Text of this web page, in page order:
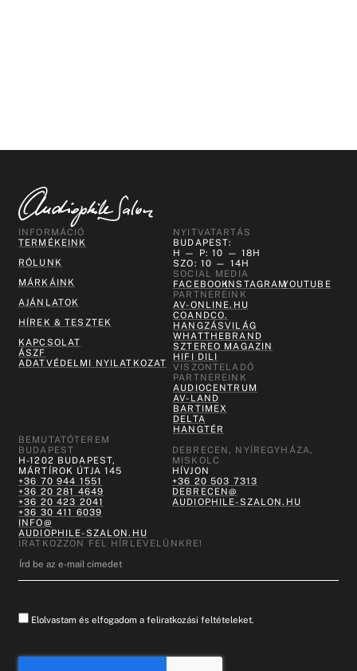
INFORMÁCIÓ
TERMÉKEINK
RÓLUNK
MÁRKÁINK
AJÁNLATOK
HÍREK & TESZTEK
KAPCSOLAT
ÁSZF
ADATVÉDELMI NYILATKOZAT
NYITVATARTÁS
BUDAPEST:
H — P: 10 — 18H
SZO: 10 — 14H
SOCIAL MEDIA
FACEBOOKINSTAGRAMYOUTUBE
PARTNEREINK
AV-ONLINE.HU
COANDCO.
HANGZÁSVILÁG
WHATTHEBRAND
SZTEREO MAGAZIN
HIFI DILI
VISZONTELADÓ
PARTNEREINK
AUDIOCENTRUM
AV-LAND
BARTIMEX
DELTA
HANGTÉR
BEMUTATÓTEREM
BUDAPEST
H-1202 BUDAPEST,
MÁRTÍROK ÚTJA 145
+36 70 944 1551
+36 20 281 4649
+36 20 423 2041
+36 30 411 6039
INFO@
AUDIOPHILE-SZALON.HU
DEBRECEN, NYÍREGYHÁZA,
MISKOLC
HÍVJON
+36 20 503 7313
DEBRECEN@
AUDIOPHILE-SZALON.HU
IRATKOZZON FEL HÍRLEVELÜNKRE!
Elolvastam és elfogadom a feliratkozási feltételeket.